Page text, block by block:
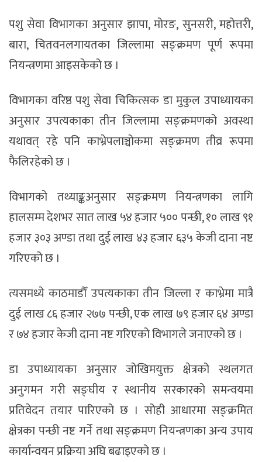
पशु सेवा विभागका अनुसार झापा, मोरङ, सुनसरी, महोत्तरी,
बारा, चितवनलगायतका जिल्लामा सङ्क्रमण पूर्ण रूपमा
नियन्त्रणमा आइसकेको छ ।
विभागका वरिष्ठ पशु सेवा चिकित्सक डा मुकुल उपाध्यायका
अनुसार उपत्यकाका तीन जिल्लामा सङ्क्रमणको अवस्था
यथावत् रहे पनि काभ्रेपलाञ्चोकमा सङ्क्रमण तीव्र रूपमा
फैलिरहेको छ ।
विभागको तथ्याङ्कअनुसार सङ्क्रमण नियन्त्रणका लागि
हालसम्म देशभर सात लाख ५४ हजार ५०० पन्छी, १० लाख ९१
हजार ३०३ अण्डा तथा दुई लाख ४३ हजार ६३५ केजी दाना नष्ट
गरिएको छ ।
त्यसमध्ये काठमाडौँ उपत्यकाका तीन जिल्ला र काभ्रेमा मात्रै
दुई लाख ८६ हजार २७७ पन्छी, एक लाख ७९ हजार ६४ अण्डा
र ७४ हजार केजी दाना नष्ट गरिएको विभागले जनाएको छ ।
डा उपाध्यायका अनुसार जोखिमयुक्त क्षेत्रको स्थलगत
अनुगमन गरी सङ्घीय र स्थानीय सरकारको समन्वयमा
प्रतिवेदन तयार पारिएको छ । सोही आधारमा सङ्क्रमित
क्षेत्रका पन्छी नष्ट गर्ने तथा सङ्क्रमण नियन्त्रणका अन्य उपाय
कार्यान्वयन प्रक्रिया अघि बढाइएको छ ।